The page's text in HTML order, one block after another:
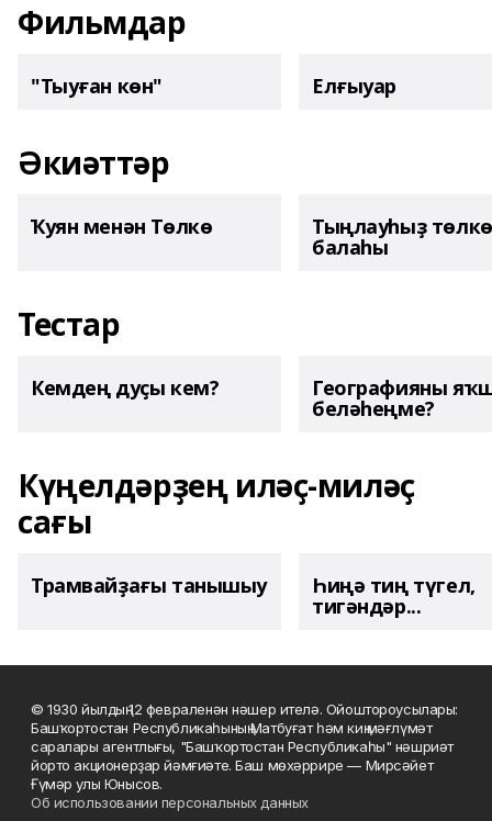
Фильмдар
"Тыуған көн" Елғыуар
Әкиәттәр
Ҡуян менән Төлкө Тыңлауһыҙ төлкө
балаһы
Тестар
Кемдең дуҫы кем? Географияны
беләһеңме?
Күңелдәрҙең иләҫ-миләҫ
сағы
Трамвайҙағы танышыу Һиңә тиң түгел,
тигәндәр...
© 1930 йылдың 12 февраленән нәшер ителә. Ойоштороусылары:
Башҡортостан Республикаһының Матбуғат һәм киң мәғлүмәт
саралары агентлығы, "Башҡортостан Республикаһы" нәшриәт
йорто акционерҙар йәмғиәте. Баш мөхәррире — Мирсәйет
Ғүмәр улы Юнысов.
Об использовании персональных данных